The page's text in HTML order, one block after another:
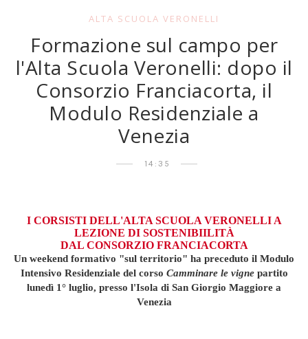
ALTA SCUOLA VERONELLI
Formazione sul campo per
l'Alta Scuola Veronelli: dopo il
Consorzio Franciacorta, il
Modulo Residenziale a
Venezia
14:35
I CORSISTI DELL'ALTA SCUOLA VERONELLI A
LEZIONE DI SOSTENIBIILITÀ
DAL CONSORZIO FRANCIACORTA
Un weekend formativo "sul territorio" ha preceduto il Modulo
Intensivo Residenziale del corso Camminare le vignepartito
lunedì 1° luglio, presso l'Isola di San Giorgio Maggiore a
Venezia